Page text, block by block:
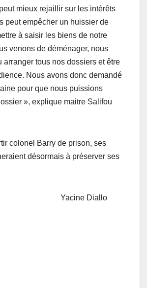
mieux rejaillir sur les intérêts
peut empêcher un huissier de
à saisir les biens de notre
venons de déménager, nous
arranger tous nos dossiers et être
Nous avons donc demandé
pour que nous puissions
», explique maitre Salifou
colonel Barry de prison, ses
désormais à préserver ses
Yacine Diallo